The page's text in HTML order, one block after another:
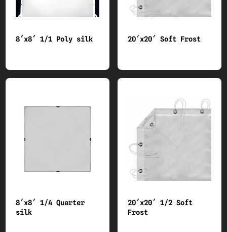
8´x8´ 1/1 Poly silk 20´x20´ Soft Frost
8´x8´ 1/4 Quarter
silk
20´x20´ 1/2 Soft
Frost